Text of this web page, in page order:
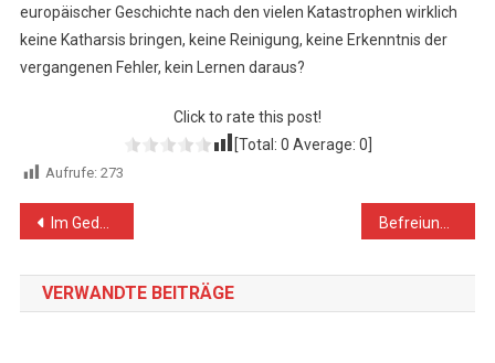
europäischer Geschichte nach den vielen Katastrophen wirklich
keine Katharsis bringen, keine Reinigung, keine Erkenntnis der
vergangenen Fehler, kein Lernen daraus?
Click to rate this post!
[Total: 0 Average: 0
Aufrufe: 273
Beitragsnavigation
Im Gedenken an 72 Jahre NAKBA Befreiung von fremdstaatlicher Beherrschung und Einmischung
VERWANDTE BEITRÄGE